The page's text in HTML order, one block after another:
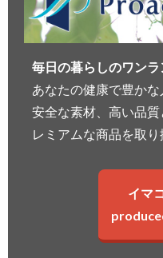
毎日の暮らしのワン
あなたの健康で豊か
安全な素材、高い品
レミアムな商品を取り
イマ